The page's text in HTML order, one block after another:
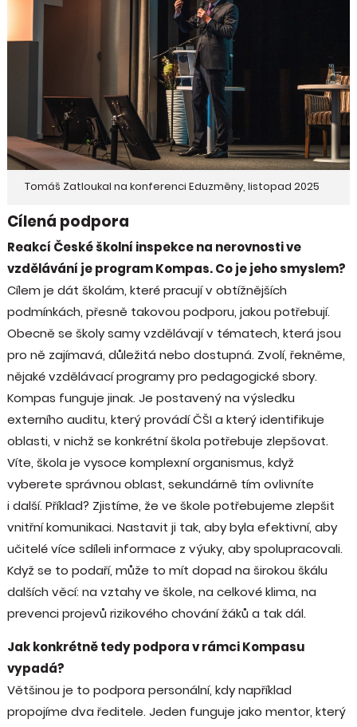
Tomáš Zatloukal na konferenci Eduzměny, listopad 2025
Cílená podpora
Reakcí České školní inspekce na nerovnosti ve
vzdělávání je program Kompas. Co je jeho smyslem?
Cílem je dát školám, které pracují v obtížnějších
podmínkách, přesně takovou podporu, jakou potřebují.
Obecně se školy samy vzdělávají v tématech, která jsou
pro ně zajímavá, důležitá nebo dostupná. Zvolí, řekněme,
nějaké vzdělávací programy pro pedagogické sbory.
Kompas funguje jinak. Je postavený na výsledku
externího auditu, který provádí ČŠI a který identifikuje
oblasti, v nichž se konkrétní škola potřebuje zlepšovat.
Víte, škola je vysoce komplexní organismus, když
vyberete správnou oblast, sekundárně tím ovlivníte
i další. Příklad? Zjistíme, že ve škole potřebujeme zlepšit
vnitřní komunikaci. Nastavit ji tak, aby byla efektivní, aby
učitelé více sdíleli informace z výuky, aby spolupracovali.
Když se to podaří, může to mít dopad na širokou škálu
dalších věcí: na vztahy ve škole, na celkové klima, na
prevenci projevů rizikového chování žáků a tak dál.
Jak konkrétně tedy podpora v rámci Kompasu
vypadá?
Většinou je to podpora personální, kdy například
propojíme dva ředitele. Jeden funguje jako mentor, který